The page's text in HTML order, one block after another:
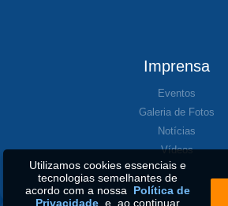
Imprensa
Eventos
Galeria de Fotos
Notícias
Vídeos
Utilizamos cookies essenciais e
tecnologias semelhantes de
acordo com a nossa Política de
Privacidadee, ao continuar